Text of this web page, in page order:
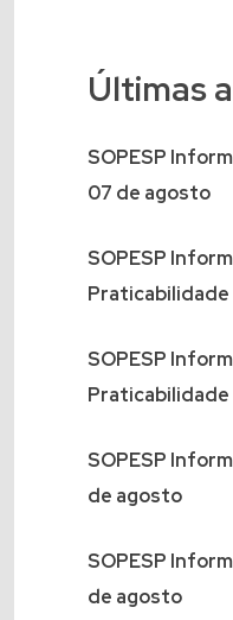
Últimas
SOPESP
07 de agosto
SOPESP
SOPESP
SOPESP
de agosto
SOPESP
de agosto